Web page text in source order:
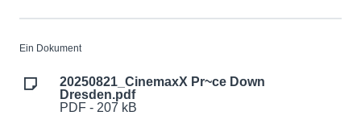
Ein Dokument
20250821_CinemaxX Pr~ce Down
Dresden.pdf
PDF - 207 kB